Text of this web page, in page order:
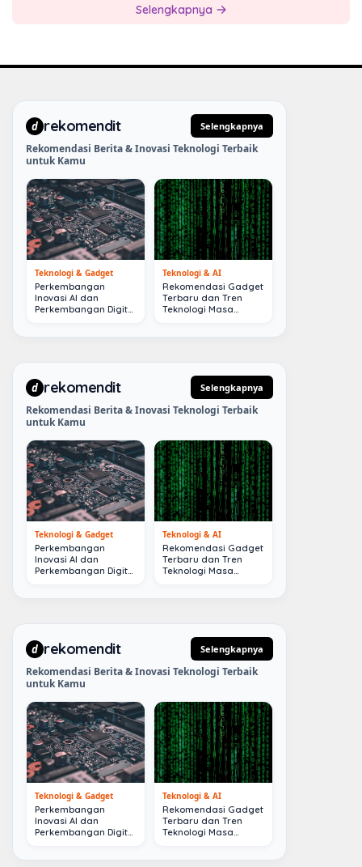
Selengkapnya
d rekomendit Selengkapnya
Rekomendasi Berita & Inovasi Teknologi Terbaik
untuk Kamu
Teknologi & Gadget
Perkembangan
Inovasi AI dan
Perkembangan Digital
Teknologi & AI
Rekomendasi Gadget
Terbaru dan Tren
Teknologi Masa
d rekomendit Selengkapnya
Rekomendasi Berita & Inovasi Teknologi Terbaik
untuk Kamu
Teknologi & Gadget
Perkembangan
Inovasi AI dan
Perkembangan Digital
Teknologi & AI
Rekomendasi Gadget
Terbaru dan Tren
Teknologi Masa
d rekomendit Selengkapnya
Rekomendasi Berita & Inovasi Teknologi Terbaik
untuk Kamu
Teknologi & Gadget
Perkembangan
Inovasi AI dan
Perkembangan Digital
Teknologi & AI
Rekomendasi Gadget
Terbaru dan Tren
Teknologi Masa